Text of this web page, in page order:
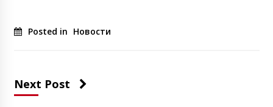
Posted in Новости
Next Post